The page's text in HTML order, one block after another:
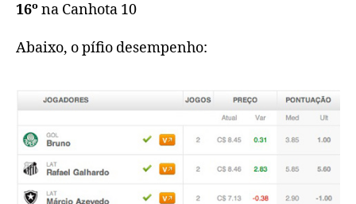
16ºna Canhota 10
Abaixo, o pífio desempenho: